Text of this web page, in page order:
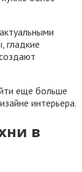
гладкие
еще больше
интерьера.
в